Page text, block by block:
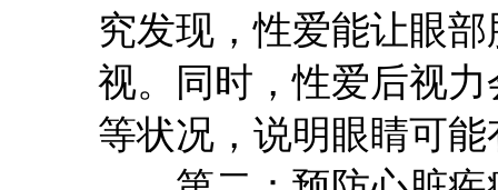
究发现，性爱能让眼
视。同时，性爱后视
等状况，说明眼睛可